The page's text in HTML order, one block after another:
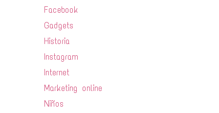
Facebook
Gadgets
Historia
Instagram
Internet
Marketing online
Niños